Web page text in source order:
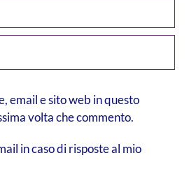
email e sito web in questo
volta che commento.
in caso di risposte al mio